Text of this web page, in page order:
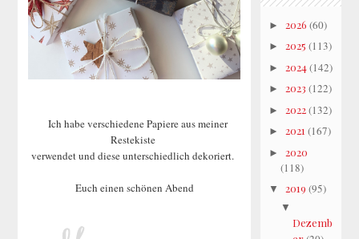
Ich habe verschiedene Papiere aus meiner
Restekiste
verwendet und diese unterschiedlich dekoriert.
Euch einen schönen Abend
► 2026 (60)
► 2025 (113)
► 2024(142)
► 2023 (122)
► 2022(132)
► 2021 (167)
► 2020
(118)
▼ 2019 (95)
▼
Dezemb